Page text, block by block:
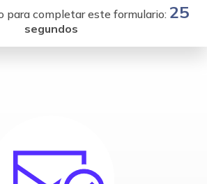
para completar este formulario: 25
segundos